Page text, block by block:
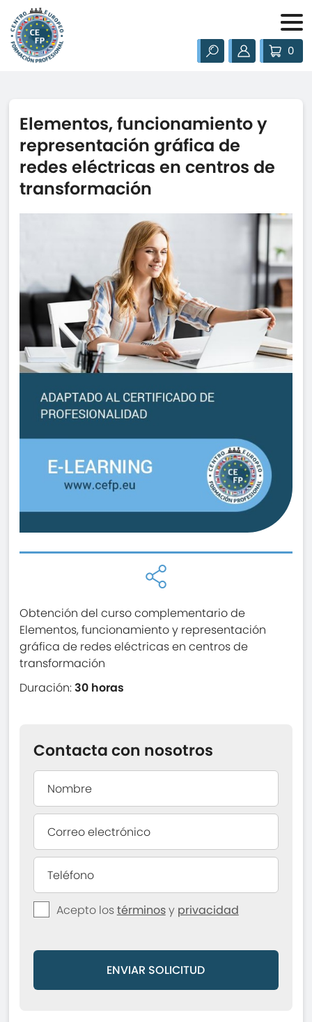
0
Elementos, funcionamiento y
representación gráfica de
redes eléctricas en centros de
transformación
Obtención del curso complementario de
Elementos, funcionamiento y representación
gráfica de redes eléctricas en centros de
transformación
Duración:30 horas
Contacta con nosotros
Acepto lostérminosy privacidad
ENVIAR SOLICITUD